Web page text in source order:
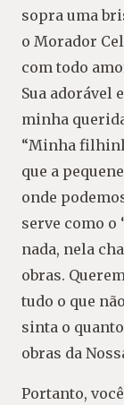
sopra uma
o Morador
com todo
Sua adorável
minha
“Minha
que a
onde
serve como o
nada, nela
obras.
tudo o que
sinta o
obras da
Portanto,